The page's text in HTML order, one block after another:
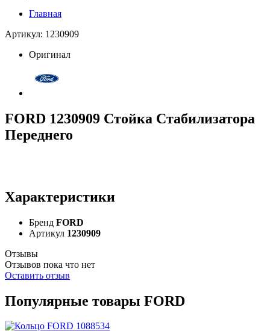
Главная
Артикул: 1230909
Оригинал
FORD 1230909 Стойка Стабилизатора
Переднего
Характеристики
Бренд FORD
Артикул 1230909
Отзывы
Отзывов пока что нет
Оставить отзыв
Популярные товары FORD